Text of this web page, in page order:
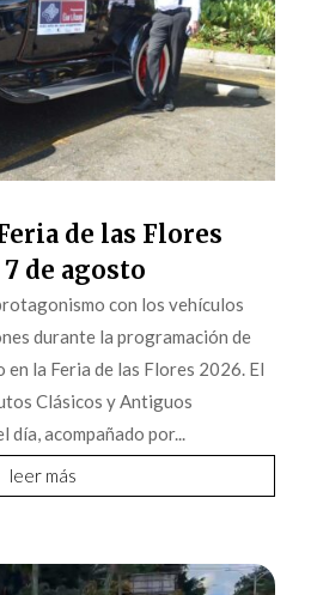
de las Flores
de agosto
con los vehículos
durante la programación de
la Feria de las Flores 2026. El
Clásicos y Antiguos
día, acompañado por...
leer más